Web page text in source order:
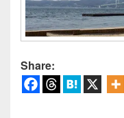
Share: